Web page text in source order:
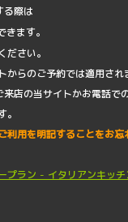
る際は
きます。
ださい。
からのご予約では適用され
店の当サイトかお電話で
利用を明記することをお忘
プラン - イタリアンキッ